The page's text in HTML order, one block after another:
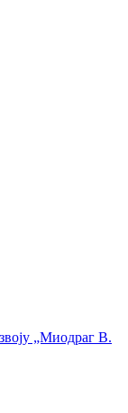
„Миодраг В.